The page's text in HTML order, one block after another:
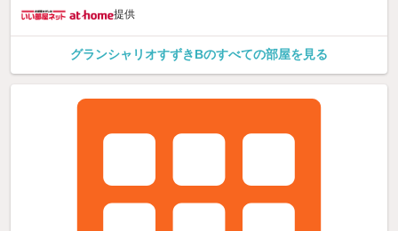
提供
グランシャリオすずきBのすべての部屋を見る